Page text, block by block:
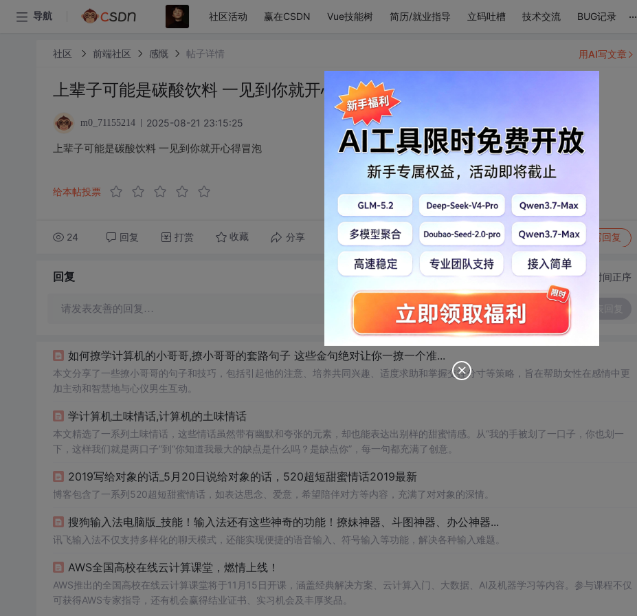
导航 社区活动 赢在CSDN Vue技能树 简历/就业指导 立码吐槽 技术交流 BUG记录 ...
社区 前端社区 感慨 帖子详情
上辈子可能是碳酸饮料 一见到你就开心得冒泡
m0_71155214 2025-08-21 23:15:25
上辈子可能是碳酸饮料 一见到你就开心得冒泡
给本帖投票
24 回复 打赏 收藏 分享 转发到动态 举报 写回复
用AI写文章
回复 切换为时间正序
请发表友善的回复…
如何撩学计算机的小哥哥,撩小哥哥的套路句子 这些金句绝对让你一撩一个准...
本文分享了一些撩小哥哥的句子和技巧，包括引起他的注意、培养共同兴趣、适度求助和掌握交往分寸等策略，旨在帮助女性在感情中更
加主动和智慧地与心仪男生互动。
学计算机土味情话,计算机的土味情话
本文精选了一系列土味情话，这些情话虽然带有幽默和夸张的元素，却也能表达出别样的甜蜜情感。从“我的手被划了一口子，你也划一
下，这样我们就是两口子”到“你知道我最大的缺点是什么吗？是缺点你”，每一句都充满了创意。
2019写给对象的话_5月20日说给对象的话，520超短甜蜜情话2019最新
博客包含了一系列520超短甜蜜情话，如表达思念、爱意，希望陪伴对方等内容，充满了对对象的深情。
搜狗输入法电脑版_技能！输入法还有这些神奇的功能！撩妹神器、斗图神器、办公神器...
讯飞输入法不仅支持多样化的聊天模式，还能实现便捷的语音输入、符号输入等功能，解决各种输入难题。
AWS全国高校在线云计算课堂，燃情上线！
AWS推出的全国高校在线云计算课堂将于11月15日开课，涵盖经典解决方案、云计算入门、大数据、AI及机器学习等内容。参与课程不仅
可获得AWS专家指导，还有机会赢得结业证书、实习机会及丰厚奖品。